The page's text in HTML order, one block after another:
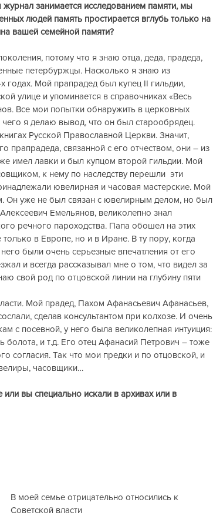
занимается исследованием памяти, мы
людей память простирается вглубь только на
вашей семейной памяти?
потому что я знаю отца, деда, прадеда,
петербуржцы. Насколько я знаю из
годах. Мой прапрадед был купец II гильдии,
улице и упоминается в справочниках «Весь
Все мои попытки обнаружить в церковных
чего я делаю вывод, что он был старообрядец.
Русской Православной Церкви. Значит,
прапрадеда, связанной с его отчеством, они – из
имел лавки и был купцом второй гильдии. Мой
к нему по наследству перешли  эти
ювелирная и часовая мастерские. Мой
Он уже не был связан с ювелирным делом, но был
Емельянов, великолепно знал
речного пароходства. Папа обошел на этих
в Европе, но и в Иране. В ту пору, когда
были очень серьезные впечатления от его
и всегда рассказывал мне о том, что видел за
свой род по отцовской линии на глубину пяти
Мой прадед, Пахом Афанасьевич Афанасьев,
сделав консультантом при колхозе. И очень
с посевной, у него была великолепная интуиция:
болота, и т.д. Его отец Афанасий Петрович – тоже
согласия. Так что мои предки и по отцовской, и
часовщики…
вы специально искали в архивах или в
В моей семье отрицательно относились к
Советской власти